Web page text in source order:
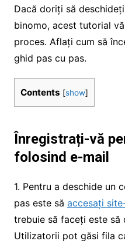
Dacă doriți să
binomo, acest tutorial
proces. Aflați cum să
ghid pas cu pas.
Contents [show]
Înregistrați-vă
folosind e-mail
1. Pentru a deschide un
pas este să accesați
trebuie să faceți este
Utilizatorii pot găsi fila